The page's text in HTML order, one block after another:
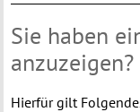
Sie haben
anzuzeigen?
Hierfür gilt